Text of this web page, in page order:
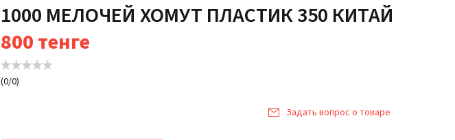
1000 МЕЛОЧЕЙ ХОМУТ ПЛАСТИК 350 КИТАЙ
800тенге
(0/0)
Задать вопрос о товаре